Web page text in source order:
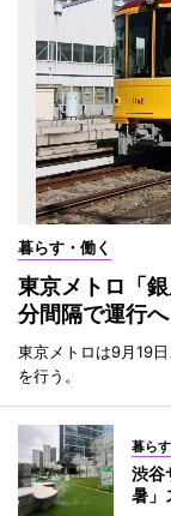
暮らす・働く
東京メトロ「
分間隔で運行へ
東京メトロは9月19
を行う。
暮ら
渋谷
暑」